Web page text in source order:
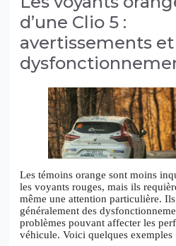
d’une Clio 5 :
avertissements et
Les témoins orange sont moins
les voyants rouges, mais ils
même une attention particulière.
généralement des
problèmes pouvant affecter les
véhicule. Voici quelques exemples